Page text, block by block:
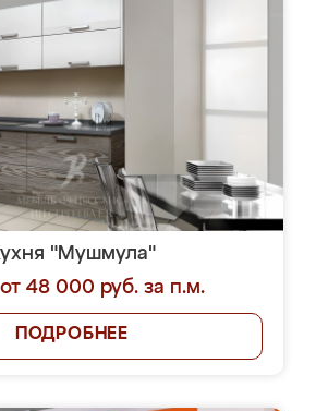
"Мушмула"
48 000 руб. за п.м.
ПОДРОБНЕЕ